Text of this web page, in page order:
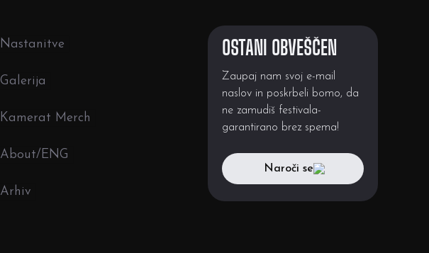
Nastanitve
Galerija
Kamerat Merch
About/ENG
Arhiv
OSTANI OBVEŠČEN
Zaupaj nam svoj e-mail
naslov in poskrbeli bomo, da
ne zamudiš festivala-
garantirano brez spema!
Naroči se